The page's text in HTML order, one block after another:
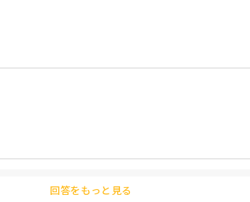
先生にごめんねしておいで」って言ってくれるん
んですが、みなさんどうでしょう？
の子どもについてしまいます、、
回答をもっと見る